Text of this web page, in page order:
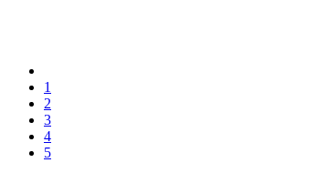
1
2
3
4
5